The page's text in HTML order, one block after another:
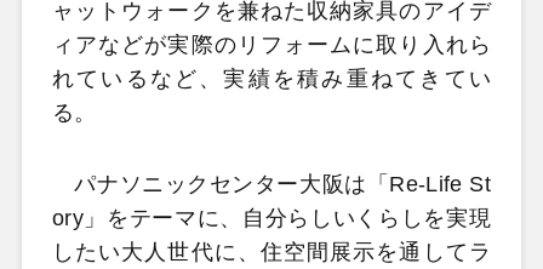
ャットウォークを兼ねた収納家具のアイデ
ィアなどが実際のリフォームに取り入れら
れているなど、実績を積み重ねてきてい
る。
パナソニックセンター大阪は「Re-Life St
ory」をテーマに、自分らしいくらしを実現
したい大人世代に、住空間展示を通してラ